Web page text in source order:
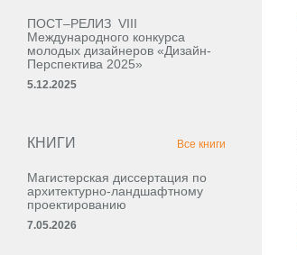
ПОСТ–РЕЛИЗ VIII
Международного конкурса
молодых дизайнеров «Дизайн-
Перспектива 2025»
5.12.2025
КНИГИ Все книги
Магистерская диссертация по
архитектурно-ландшафтному
проектированию
7.05.2026